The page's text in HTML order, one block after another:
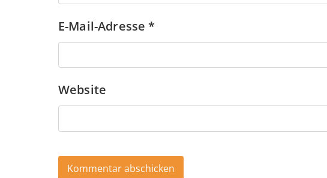
E-Mail-Adresse*
Website